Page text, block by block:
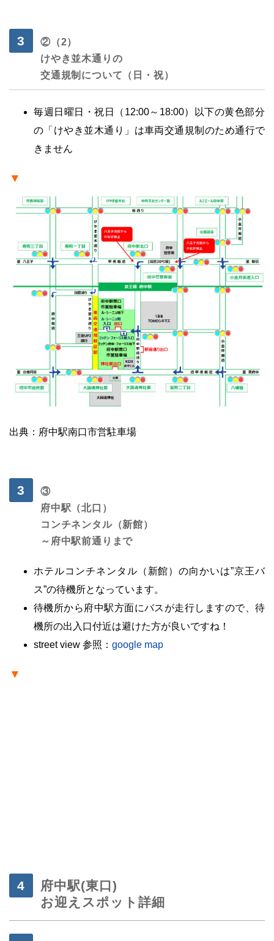
② （2）
けやき並木通りの
交通規制について（日・祝）
毎週日曜日・祝日（12:00～18:00）以下の黄色部分
の「けやき並木通り」は車両交通規制のため通行で
きません
▼
出典：府中駅南口市営駐車場
③
府中駅（北口）
コンチネンタル（新館）
～府中駅前通りまで
ホテルコンチネンタル（新館）の向かいは”京王バ
ス”の待機所となっています。
待機所から府中駅方面にバスが走行しますので、待
機所の出入口付近は避けた方が良いですね！
street view 参照： google map
▼
府中駅(東口)
お迎えスポット詳細